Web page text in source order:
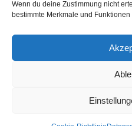
Wenn du deine Zustimmung nicht
bestimmte Merkmale und